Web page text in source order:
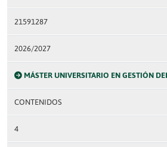
21591287
2026/2027
MÁSTER UNIVERSITARIO EN GESTIÓN
CONTENIDOS
4